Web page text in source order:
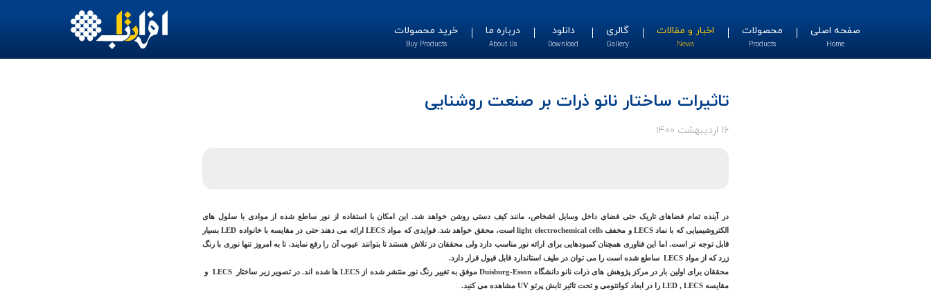
صفحه اصلی
Home
محصولات
Products
اخبار و مقالات
News
گالری
Gallery
دانلود
Download
درباره ما
About Us
خرید محصولات
Buy Products
تاثیرات ساختار نانو ذرات بر صنعت روشنایی
۱۶ اردیبهشت ۱۴۰۰
در آینده تمام فضاهای تاریک حتی فضای داخل وسایل اشخاص، مانند کیف دستی روشن خواهد شد. این امکان با استفاده از نور ساطع شده از موادی با سلول های
الکتروشیمیایی که با نماد LECS و مخفف light electrochemical cells است، محقق خواهد شد. فوایدی که مواد LECS ارائه می دهند حتی در مقایسه با خانواده LED بسیار
قابل توجه تر است. اما این فناوری همچنان کمبودهایی برای ارائه نور مناسب دارد ولی محققان در تلاش هستند تا بتوانند عیوب آن را رفع نمایند. تا به امروز تنها نوری با رنگ
زرد که از مواد LECS ساطع شده است را می توان در طیف استاندارد قابل قبول قرار دارد.
محققان برای اولین بار در مرکز پژوهش های ذرات نانو دانشگاه Duisburg-Esson موفق به تغییر رنگ نور منتشر شده از LECS ها شده اند. در تصویر زیر ساختار LECS و
مقایسه LED , LECS را در ابعاد کوانتومی و تحت تاثیر تابش پرتو UV مشاهده می کنید.